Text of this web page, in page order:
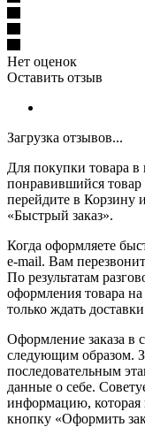
Нет оценок
Оставить отзыв
Загрузка отзывов...
Для покупки товара
понравившийся товар
перейдите в Корзину
«Быстрый заказ».
Когда оформляете
e-mail. Вам
По результатам
оформления товара
только ждать
Оформление заказа в
следующим образом.
последовательным
данные о себе.
информацию, которая
кнопку «Оформить